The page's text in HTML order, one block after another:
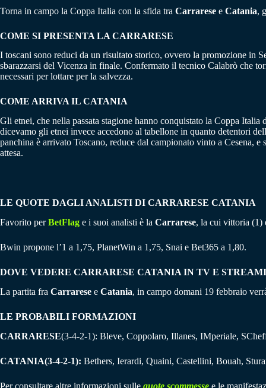
Torna in campo la Coppa Italia con la sfida tra Carrarese e Catania,
COME SI PRESENTA LA CARRARESE
I toscani sono reduci da un risultato storico, ovvero la promozione in
sbarazzarsi del Vicenza in finale. Confermato il tecnico Calabrò che
necessari per lottare per la salvezza.
COME ARRIVA IL CATANIA
Gli etnei, che nella passata stagione hanno conquistato la Coppa
dicevamo gli etnei invece accedono al tabellone in quanto detentori
panchina è arrivato Toscano, reduce dal campionato vinto a
attesa.
LE QUOTE DAGLI ANALISTI DI CARRARESE CATANIA
Favorito perBetFlag e i suoi analisti è la Carrarese, la cui vittoria (1)
Bwin propone l’1 a 1,75, PlanetWin a 1,75, Snai e Bet365 a 1,80.
DOVE VEDERE CARRARESE CATANIA IN TV E
La partita fra Carrarese e Catania, in campo domani 19 febbraio
LE PROBABILI FORMAZIONI
CARRARESE(3-4-2-1): Bleve, Coppolaro, Illanes, IMperiale,
CATANIA(3-4-2-1): Bethers, Ierardi, Quaini, Castellini, Bouah,
Per consultare altre informazioni sulle quote scommesse e le